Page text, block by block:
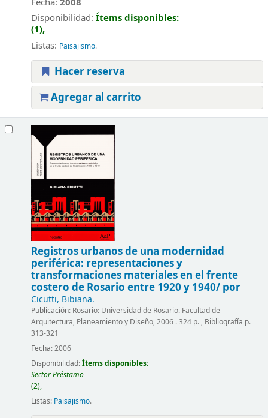
Disponibilidad: Ítems disponibles:
(1),
Listas: Paisajismo.
Hacer reserva
Agregar al carrito
Registros urbanos de una modernidad
periférica: representaciones y
transformaciones materiales en el frente
costero de Rosario entre 1920 y 1940/por
Cicutti, Bibiana.
Publicación:Rosario: Universidad de Rosario. Facultad de
Arquitectura, Planeamiento y Diseño, 2006 . 324 p. , Bibliografía p.
313-321
Fecha:2006
Disponibilidad:Ítems disponibles:
Sector Préstamo
(2),
Listas: Paisajismo.